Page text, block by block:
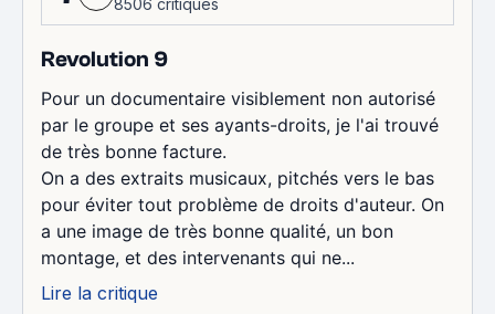
Revolution 9
Pour un documentaire visiblement non autorisé
par le groupe et ses ayants-droits, je l'ai trouvé
de très bonne facture.
On a des extraits musicaux, pitchés vers le bas
pour éviter tout problème de droits d'auteur. On
a une image de très bonne qualité, un bon
montage, et des intervenants qui ne...
Lire la critique